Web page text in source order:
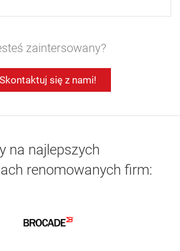
zaintersowany?
Skontaktuj się z nami!
na najlepszych
renomowanych firm: